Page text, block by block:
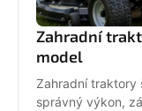
Zahradní
model
Zahradní traktory
správný výkon,